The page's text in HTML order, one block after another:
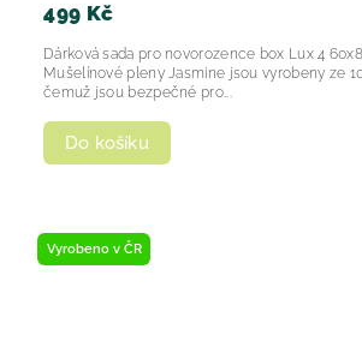
499 Kč
Do košíku
Dárková sada pro novorozence box Lux 4
Mušelínové pleny Jasmine jsou vyrobeny ze
čemuž jsou bezpečné pro...
Vyrobeno v ČR